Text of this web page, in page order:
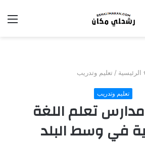
الرئيسية / تعليم وتدريب
تعليم وتدريب
أفضل 3 مدارس تعلم اللغة
في وسط البلد